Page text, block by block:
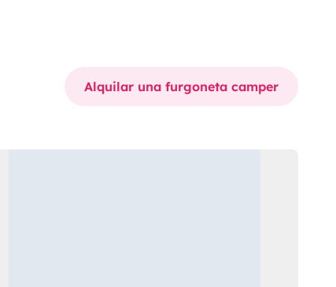
Alquilar una furgoneta camper